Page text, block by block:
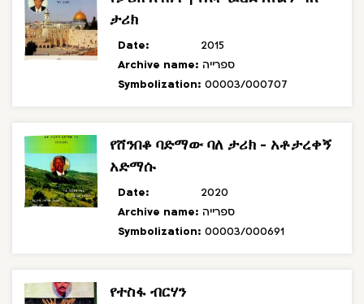
ታሪክ
Date:
2015
Archive name: ספרייה
Symbolization: 00003/000707
የሸንበቆ ባድማው ባለ ታሪክ - አቶታረቀኝ
አድማሱ
Date:
2020
Archive name: ספרייה
Symbolization: 00003/000691
የተስፋ ብርሃን